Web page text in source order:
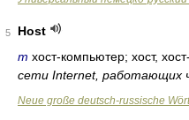
5
Host
m хост-компьютер; хост,
сети Internet, работающих
Neue große deutsch-russische